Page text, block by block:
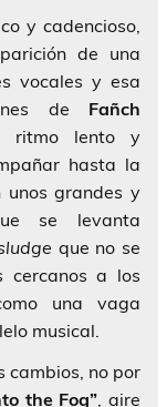
y cadencioso,
de una
vocales y esa
de Fañch
ritmo lento y
hasta la
unos grandes y
se levanta
que no se
cercanos a los
una vaga
musical.
cambios, no por
the Fog”, aire